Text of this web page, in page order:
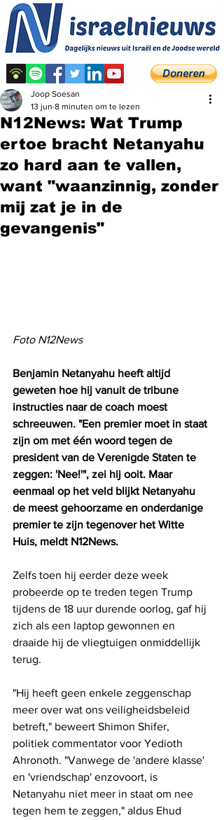
N12News: Wat Trump
ertoe bracht Netanyahu
zo hard aan te vallen,
want "waanzinnig, zonder
mij zat je in de
gevangenis"
Joop Soesan
13 jun 8 minuten om te lezen
Foto N12News
Benjamin Netanyahu heeft altijd
geweten hoe hij vanuit de tribune
instructies naar de coach moest
schreeuwen. "Een premier moet in staat
zijn om met één woord tegen de
president van de Verenigde Staten te
zeggen: 'Nee!'", zei hij ooit. Maar
eenmaal op het veld blijkt Netanyahu
de meest gehoorzame en onderdanige
premier te zijn tegenover het Witte
Huis, meldt N12News.
Zelfs toen hij eerder deze week
probeerde op te treden tegen Trump
tijdens de 18 uur durende oorlog, gaf hij
zich als een laptop gewonnen en
draaide hij de vliegtuigen onmiddellijk
terug.
"Hij heeft geen enkele zeggenschap
meer over wat ons veiligheidsbeleid
betreft," beweert Shimon Shifer,
politiek commentator voor Yedioth
Ahronoth. "Vanwege de 'andere klasse'
en 'vriendschap' enzovoort, is
Netanyahu niet meer in staat om nee
tegen hem te zeggen," aldus Ehud